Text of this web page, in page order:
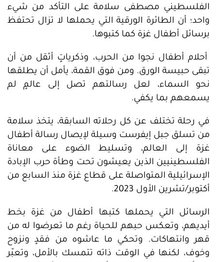
الفلسطيني مصطفى سلامة على التأكد من شيء
واحد؛ أن الطائرة الورقية التي يحملها لا تزال تحتفظ
برسائل أطفال غزة كما كتبوها.
أحلام أطفال نجوا من الحرب، وذكرياتٍ أثقل من أن
تبقى حبيسة الورق. ومن فوق القمة، يأمل أن يطلقها
نحو السماء، لعل رسالتهم تصل إلى عالمٍ لم
يسمعهم بما يكفي.
في رحلة تختلف عن كل رحلاته السابقة، يتخذ سلامة
من تسلق جبل إيفرست وسيلة لإيصال رسالة أطفال
غزة إلى العالم، وتسليط الضوء على معاناة
الفلسطينيين الذين يعيشون تحت وطأة حرب الإبادة
الإسرائيلية المتواصلة على قطاع غزة منذ السابع من
أكتوبر/تشرين الأول 2023.
الرسائل التي يحملها كتبها أطفال من غزة بخط
أيديهم، وتعكس حبهم للحياة رغم ما تعرضوا له من
قهر وانتهاكات. وتحكي ما عاشوه من فقدٍ ونزوح
وخوف، لكنها في الوقت ذاته تتمسك بالأمل، وتعبّر